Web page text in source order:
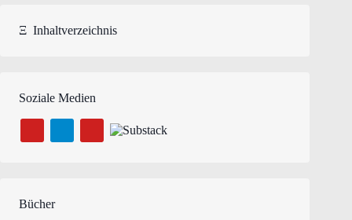
Ξ Inhaltverzeichnis
Soziale Medien
Bücher